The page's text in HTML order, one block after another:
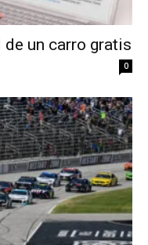
un carro gratis
0